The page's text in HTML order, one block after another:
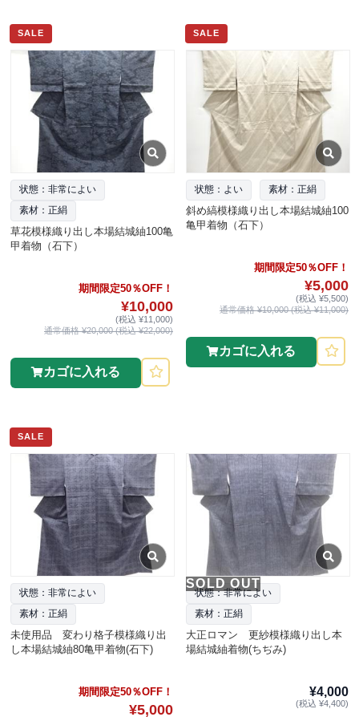
SALE
状態：非常によい
素材：正絹
草花模様織り出し本場結城紬100亀
甲着物（石下）
期間限定50％OFF！
¥10,000
(税込 ¥11,000)
通常価格 ¥20,000 (税込 ¥22,000)
カゴに入れる
SALE
状態：よい 素材：正絹
斜め縞模様織り出し本場結城紬100
亀甲着物（石下）
期間限定50％OFF！
¥5,000
(税込 ¥5,500)
通常価格 ¥10,000 (税込 ¥11,000)
カゴに入れる
SALE
状態：非常によい
素材：正絹
未使用品 変わり格子模様織り出
し本場結城紬80亀甲着物(石下)
期間限定50％OFF！
¥5,000
SOLD OUT
状態：非常によい
素材：正絹
大正ロマン 更紗模様織り出し本
場結城紬着物(ちぢみ)
¥4,000
(税込 ¥4,400)